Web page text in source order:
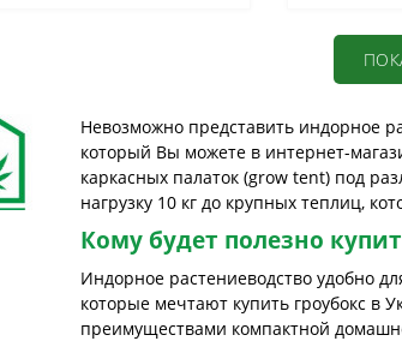
Невозможно представить индорное
который Вы можете в интернет-
каркасных палаток (grow tent) под
нагрузку 10 кг до крупных теплиц,
Кому будет полезно
Индорное растениеводство удобно
которые мечтают купить гроубокс в
преимуществами компактной